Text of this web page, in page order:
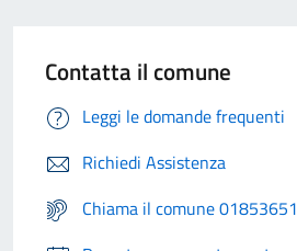
Contatta il comune
Leggi le domande frequenti
Richiedi Assistenza
Chiama il comune 01853651